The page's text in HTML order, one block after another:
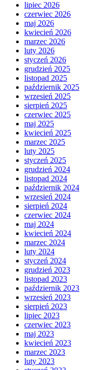
lipiec 2026
czerwiec 2026
maj 2026
kwiecień 2026
marzec 2026
luty 2026
styczeń 2026
grudzień 2025
listopad 2025
październik 2025
wrzesień 2025
sierpień 2025
czerwiec 2025
maj 2025
kwiecień 2025
marzec 2025
luty 2025
styczeń 2025
grudzień 2024
listopad 2024
październik 2024
wrzesień 2024
sierpień 2024
czerwiec 2024
maj 2024
kwiecień 2024
marzec 2024
luty 2024
styczeń 2024
grudzień 2023
listopad 2023
październik 2023
wrzesień 2023
sierpień 2023
lipiec 2023
czerwiec 2023
maj 2023
kwiecień 2023
marzec 2023
luty 2023